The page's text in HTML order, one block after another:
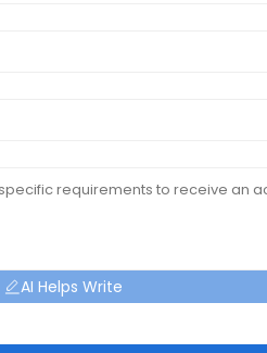
AI Helps Write